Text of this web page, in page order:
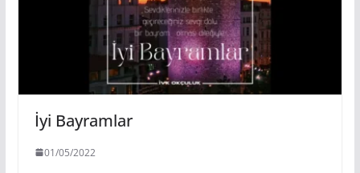
İyi Bayramlar
01/05/2022